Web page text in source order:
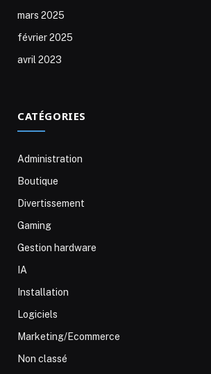
mars 2025
février 2025
avril 2023
CATÉGORIES
Administration
Boutique
Divertissement
Gaming
Gestion hardware
IA
Installation
Logiciels
Marketing/Ecommerce
Non classé